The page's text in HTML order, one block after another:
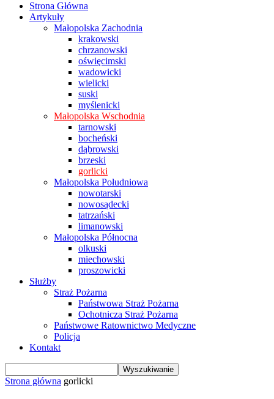
Strona Główna
Artykuły
Małopolska Zachodnia
krakowski
chrzanowski
oświęcimski
wadowicki
wielicki
suski
myślenicki
Małopolska Wschodnia
tarnowski
bocheński
dąbrowski
brzeski
gorlicki
Małopolska Południowa
nowotarski
nowosądecki
tatrzański
limanowski
Małopolska Północna
olkuski
miechowski
proszowicki
Służby
Straż Pożarna
Państwowa Straż Pożarna
Ochotnicza Straż Pożarna
Państwowe Ratownictwo Medyczne
Policja
Kontakt
Strona główna gorlicki